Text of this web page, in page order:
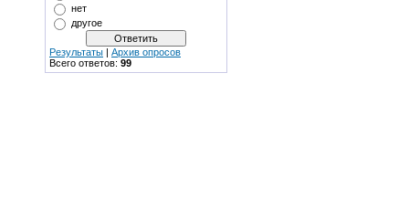
нет
другое
Результаты | Архив опросов
Всего ответов: 99